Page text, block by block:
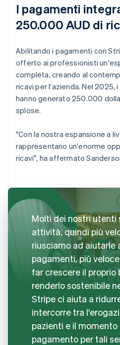
I pagamenti
250.000 AUD di
Abilitando i pagamenti con
offerto ai professionisti
completa, creando al
ricavi per l'azienda. Nel 2025,
hanno generato 250.000
splose.
"Con la nostra espansione a
rappresentano un'enorme
ricavi", ha affermato
Molti dei nostri utenti
attività, quindi più
riusciamo ad aiutarle
pagamenti, più
far crescere il proprio
renderlo sostenibile
Stripe ci aiuta a
intercorre tra
pazienti e il momento
pagamento per tali